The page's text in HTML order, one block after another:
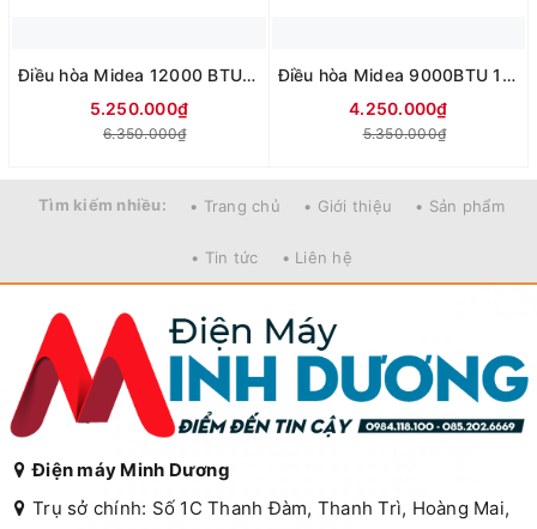
Điều hòa Midea 12000 BTU 1 chiều MSAF-13CRN8
5.250.000₫
6.350.000₫
Điều hòa Midea 9000BTU 1 chiều MSAF-10CRN8
4.250.000₫
5.350.000₫
Tìm kiếm nhiều: • Trang chủ • Giới thiệu • Sản phẩm
• Tin tức • Liên hệ
Điện máy Minh Dương
Trụ sở chính: Số 1C Thanh Đàm, Thanh Trì, Hoàng Mai,